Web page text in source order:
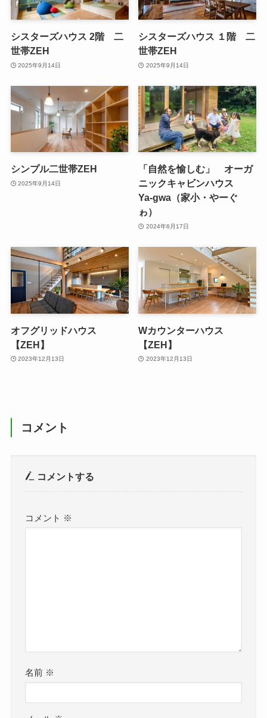
シスターズハウス 2階 二
世帯ZEH
2025年9月14日
シスターズハウス １階 二
世帯ZEH
2025年9月14日
シンプル二世帯ZEH
2025年9月14日
「自然を愉しむ」 オーガ
ニックキャビンハウス
Ya-gwa（家小・やーぐ
ゎ）
2024年6月17日
オフグリッドハウス
【ZEH】
2023年12月13日
Wカウンターハウス
【ZEH】
2023年12月13日
コメント
コメントする
コメント ※
名前 ※